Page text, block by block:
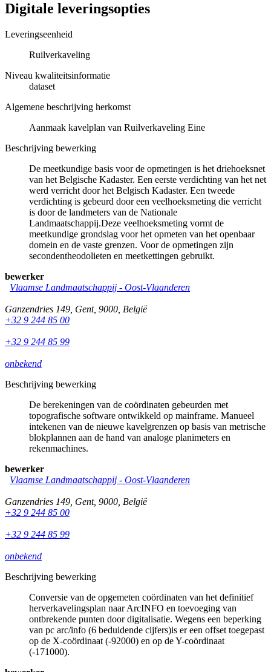
Digitale leveringsopties
Leveringseenheid
Ruilverkaveling
Niveau kwaliteitsinformatie
dataset
Algemene beschrijving herkomst
Aanmaak kavelplan van Ruilverkaveling Eine
Beschrijving bewerking
De meetkundige basis voor de opmetingen is het driehoeksnet
van het Belgische Kadaster. Een eerste verdichting van het net
werd verricht door het Belgisch Kadaster. Een tweede
verdichting is gebeurd door een veelhoeksmeting die verricht
is door de landmeters van de Nationale
Landmaatschappij.Deze veelhoeksmeting vormt de
meetkundige grondslag voor het opmeten van het openbaar
domein en de vaste grenzen. Voor de opmetingen zijn
secondentheodolieten en meetkettingen gebruikt.
bewerker
Vlaamse Landmaatschappij - Oost-Vlaanderen
Ganzendries 149 Gent, 9000 België
+32 9 244 85 00
+32 9 244 85 99
onbekend
Beschrijving bewerking
De berekeningen van de coördinaten gebeurden met
topografische software ontwikkeld op mainframe. Manueel
intekenen van de nieuwe kavelgrenzen op basis van metrische
blokplannen aan de hand van analoge planimeters en
rekenmachines.
bewerker
Vlaamse Landmaatschappij - Oost-Vlaanderen
Ganzendries 149 Gent, 9000 België
+32 9 244 85 00
+32 9 244 85 99
onbekend
Beschrijving bewerking
Conversie van de opgemeten coördinaten van het definitief
herverkavelingsplan naar ArcINFO en toevoeging van
ontbrekende punten door digitalisatie. Wegens een beperking
van pc arc/info (6 beduidende cijfers)is er een offset toegepast
op de X-coördinaat (-92000) en op de Y-coördinaat
(-171000).